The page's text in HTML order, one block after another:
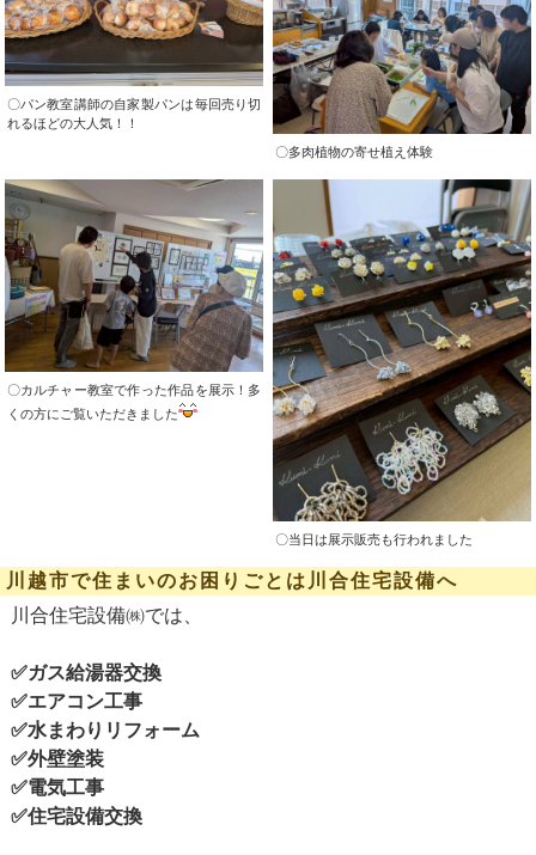
〇パン教室講師の自家製パンは毎回売り切
れるほどの大人気！！
〇多肉植物の寄せ植え体験
〇カルチャー教室で作った作品を展示！多
くの方にご覧いただきました
〇当日は展示販売も行われました
川越市で住まいのお困りごとは川合住宅設備へ
川合住宅設備㈱では、
✅ガス給湯器交換
✅エアコン工事
✅水まわりリフォーム
✅外壁塗装
✅電気工事
✅住宅設備交換